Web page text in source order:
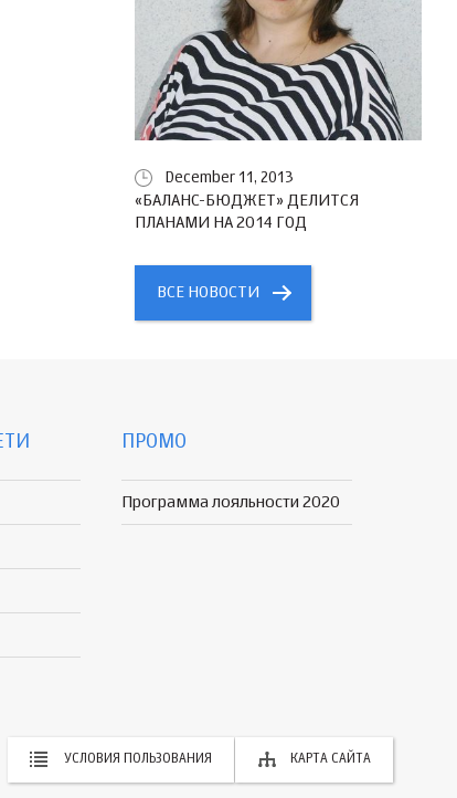
December 11, 2013
«БАЛАНС-БЮДЖЕТ» ДЕЛИТСЯ
ПЛАНАМИ НА 2014 ГОД
ВСЕ НОВОСТИ
ПРОМО
Программа лояльности 2020
УСЛОВИЯ ПОЛЬЗОВАНИЯ КАРТА САЙТА